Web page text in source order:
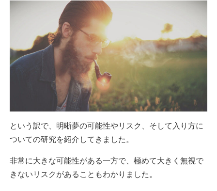
という訳で、明晰夢の可能性やリスク、そして入り方に
ついての研究を紹介してきました。
非常に大きな可能性がある一方で、極めて大きく無視で
きないリスクがあることもわかりました。